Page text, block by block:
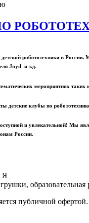
робототехники в
Joyd и т.д.
мероприятиях
детские клубы по
и увлекательной! Мы
России.
Я
образовательная
публичной офертой.